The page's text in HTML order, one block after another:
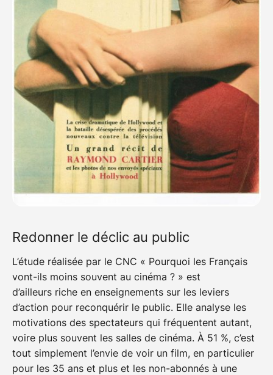
Redonner le déclic au public
L’étude réalisée par le CNC « Pourquoi les Français
vont-ils moins souvent au cinéma ? » est
d’ailleurs riche en enseignements sur les leviers
d’action pour reconquérir le public. Elle analyse les
motivations des spectateurs qui fréquentent autant,
voire plus souvent les salles de cinéma. À 51 %, c’est
tout simplement l’envie de voir un film, en particulier
pour les 35 ans et plus et les non-abonnés à une